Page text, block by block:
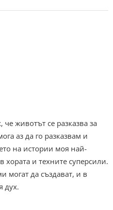
че животът се разказва за
аз да го разказвам и
на истории моя най-
хората и техните суперсили.
могат да създават, и в
дух.